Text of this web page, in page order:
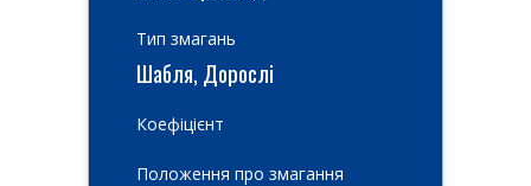
Тип змагань
Шабля, Дорослі
Коефіцієнт
Положення про змагання